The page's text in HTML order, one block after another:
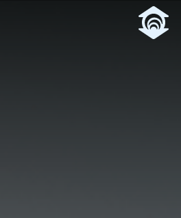
Pular para o Conteúdo principal